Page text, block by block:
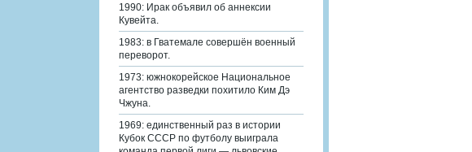
1990: Ирак объявил об аннексии
Кувейта.
1983: в Гватемале совершён военный
переворот.
1973: южнокорейское Национальное
агентство разведки похитило Ким Дэ
Чжуна.
1969: единственный раз в истории
Кубок СССР по футболу выиграла